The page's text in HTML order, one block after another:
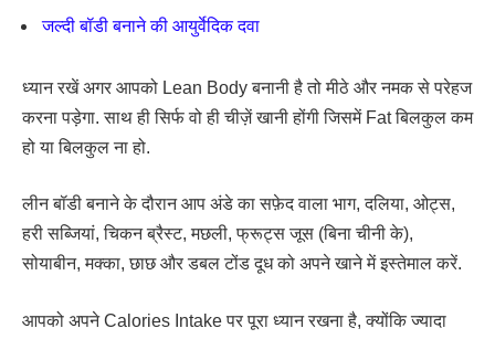
जल्दी बॉडी बनाने की आयुर्वेदिक दवा
ध्यान रखें अगर आपको Lean Body बनानी है तो मीठे और नमक से परेहज
करना पड़ेगा. साथ ही सिर्फ वो ही चीज़ें खानी होंगी जिसमें Fat बिलकुल कम
हो या बिलकुल ना हो.
लीन बॉडी बनाने के दौरान आप अंडे का सफ़ेद वाला भाग, दलिया, ओट्स,
हरी सब्जियां, चिकन ब्रैस्ट, मछली, फ्रूट्स जूस (बिना चीनी के),
सोयाबीन, मक्का, छाछ और डबल टोंड दूध को अपने खाने में इस्तेमाल करें.
आपको अपने Calories Intake पर पूरा ध्यान रखना है, क्योंकि ज्यादा